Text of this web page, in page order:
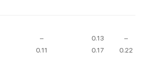
–
0.11
0.13
0.17
–
0.22